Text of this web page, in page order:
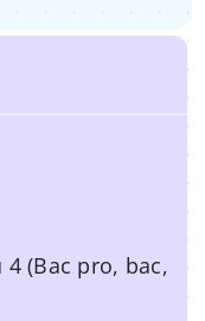
(Bac pro, bac,